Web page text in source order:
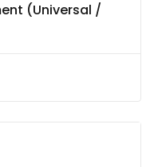
(Universal /